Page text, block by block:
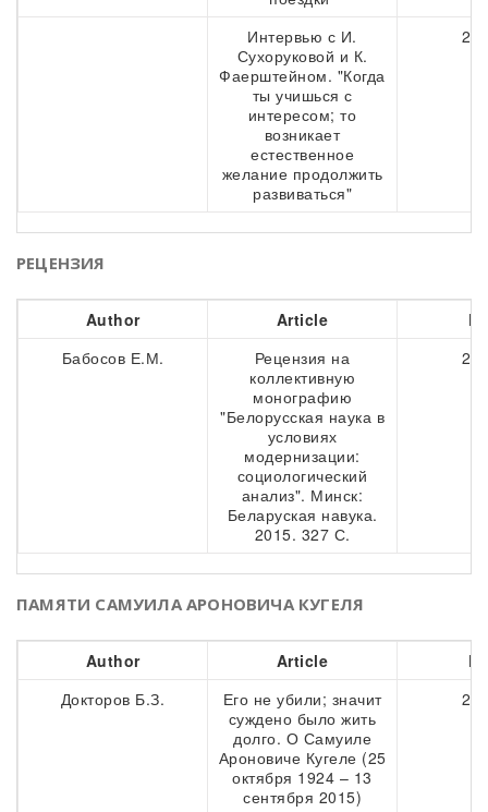
Интервью с И.
Сухоруковой и К.
Фаерштейном. "Когда
ты учишься с
интересом; то
возникает
естественное
желание продолжить
развиваться"
РЕЦЕНЗИЯ
Author Article
Бабосов Е.М.
Рецензия на
коллективную
монографию
"Белорусская наука в
условиях
модернизации:
социологический
анализ". Минск:
Беларуская навука.
2015. 327 С.
ПАМЯТИ САМУИЛА АРОНОВИЧА КУГЕЛЯ
Author Article
Докторов Б.З.
Его не убили; значит
суждено было жить
долго. О Самуиле
Ароновиче Кугеле (25
октября 1924 – 13
сентября 2015)